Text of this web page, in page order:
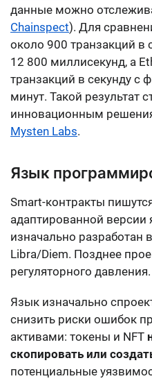
данные можно
Chainspect). Для
около 900 транзакций в
12 800 миллисекунд, а
транзакций в секунду с
минут. Такой результат
инновационным
Mysten Labs.
Язык
Smart-контракты
адаптированной
изначально разработан
Libra/Diem. Позднее
регуляторного давления.
Язык изначально
снизить риски ошибок
активами: токены и NFT
скопировать или
потенциальные